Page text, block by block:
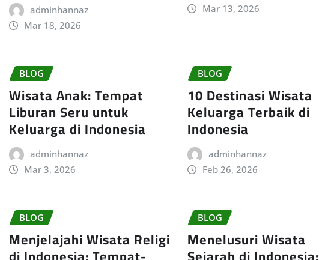
adminhannaz
Mar 18, 2026
Mar 13, 2026
BLOG
Wisata Anak: Tempat
Liburan Seru untuk
Keluarga di Indonesia
adminhannaz
Mar 3, 2026
BLOG
10 Destinasi Wisata
Keluarga Terbaik di
Indonesia
adminhannaz
Feb 26, 2026
BLOG
Menjelajahi Wisata Religi
BLOG
Menelusuri Wisata